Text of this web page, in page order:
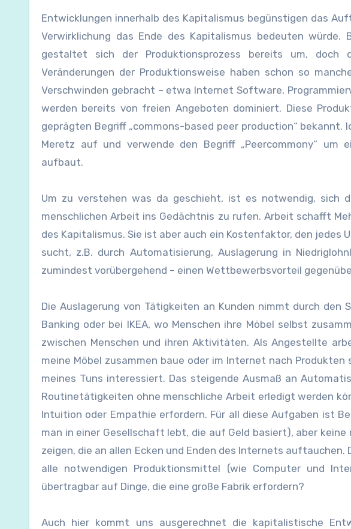
Entwicklungen innerhalb des Kapitalismus begünstigen das
Verwirklichung das Ende des Kapitalismus bedeuten
gestaltet sich der Produktionsprozess bereits um, doch
Veränderungen der Produktionsweise haben schon so
Verschwinden gebracht – etwa Internet Software,
werden bereits von freien Angeboten dominiert. Diese
geprägten Begriff „commons-based peer production“ bekannt.
Meretz auf und verwende den Begriff „Peercommony“ um
aufbaut.
Um zu verstehen was da geschieht, ist es notwendig, sich
menschlichen Arbeit ins Gedächtnis zu rufen. Arbeit schafft
des Kapitalismus. Sie ist aber auch ein Kostenfaktor, den jedes
sucht, z.B. durch Automatisierung, Auslagerung in
zumindest vorübergehend – einen Wettbewerbsvorteil
Die Auslagerung von Tätigkeiten an Kunden nimmt durch den
Banking oder bei IKEA, wo Menschen ihre Möbel selbst
zwischen Menschen und ihren Aktivitäten. Als Angestellte
meine Möbel zusammen baue oder im Internet nach
meines Tuns interessiert. Das steigende Ausmaß an
Routinetätigkeiten ohne menschliche Arbeit erledigt werden
Intuition oder Empathie erfordern. Für all diese Aufgaben ist
man in einer Gesellschaft lebt, die auf Geld basiert), aber
zeigen, die an allen Ecken und Enden des Internets
alle notwendigen Produktionsmittel (wie Computer und
übertragbar auf Dinge, die eine große Fabrik erfordern?
Auch hier kommt uns ausgerechnet die kapitalistische